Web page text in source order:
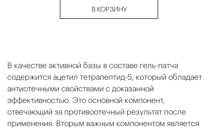
В КОРЗИНУ
В качестве активной базы в составе гель-патча
содержится ацетил тетрапептид-5, который обладает
антиотечными свойствами с доказанной
эффективностью. Это основной компонент,
отвечающий за противоотечный результат после
применения. Вторым важным компонентом является